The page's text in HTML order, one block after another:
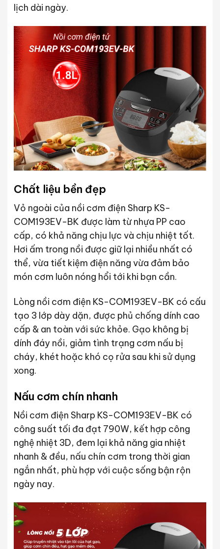
lịch dài ngày.
Chất liệu bền đẹp
Vỏ ngoài của nồi cơm điện Sharp KS-
COM193EV-BK được làm từ nhựa PP cao
cấp, có khả năng chịu lực và chịu nhiệt tốt.
Hơi ấm trong nồi được giữ lại nhiều nhất có
thể, vừa tiết kiệm điện năng vừa đảm bảo
món cơm luôn nóng hổi tới khi bạn cần.
Lòng nồi cơm điện KS-COM193EV-BK có cấu
tạo 3 lớp dày dặn, được phủ chống dính cao
cấp & an toàn với sức khỏe. Gạo không bị
dính đáy nồi, giảm tình trạng cơm nấu bị
cháy, khét hoặc khó cọ rửa sau khi sử dụng
xong.
Nấu cơm chín nhanh
Nồi cơm điện Sharp KS-COM193EV-BK có
công suất tối đa đạt 790W, kết hợp công
nghệ nhiệt 3D, đem lại khả năng gia nhiệt
nhanh & đều, nấu chín cơm trong thời gian
ngắn nhất, phù hợp với cuộc sống bận rộn
ngày nay.